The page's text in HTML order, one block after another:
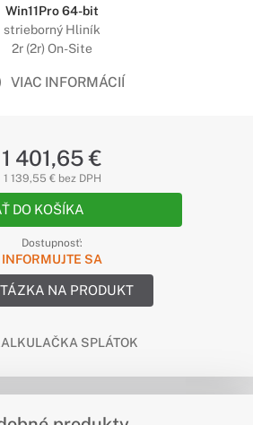
Win11Pro 64-bit
strieborný Hliník
2r (2r) On-Site
VIAC INFORMÁCIÍ
1 401,65 €
1 139,55 € bez DPH
DO KOŠÍKA
Dostupnosť:
INFORMUJTE SA
NA PRODUKT
SPLÁTOK